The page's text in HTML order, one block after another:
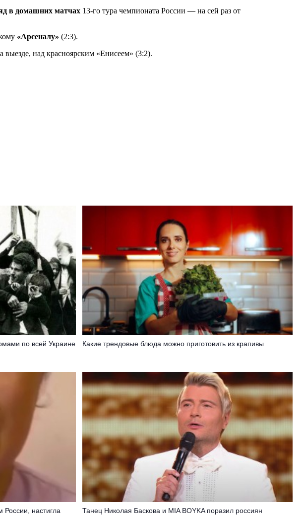
в домашних матчах 13-го тура чемпионата России — на сей раз от
«Арсеналу» (2:3).
выезде, над красноярским «Енисеем» (3:2).
по всей Украине Какие трендовые блюда можно приготовить из крапивы
России, настигла
Танец Николая Баскова и MIA BOYKA поразил россиян